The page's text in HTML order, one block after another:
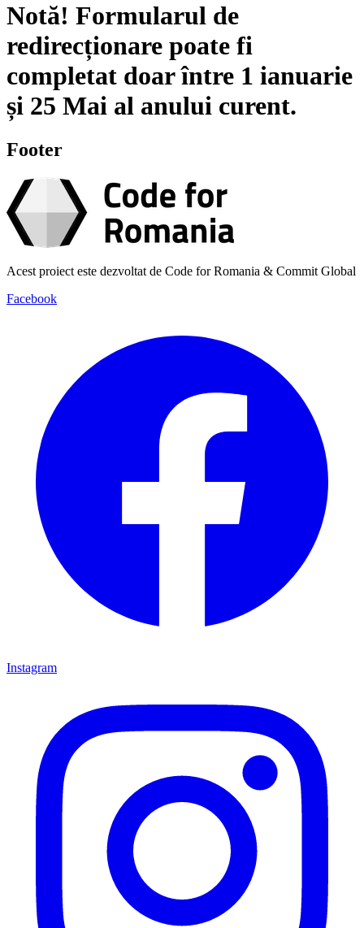
Notă! Formularul de
redirecționare poate fi
completat doar între 1 ianuarie
și 25 Mai al anului curent.
Footer
Acest proiect este dezvoltat de Code for Romania & Commit Global
Facebook
Instagram